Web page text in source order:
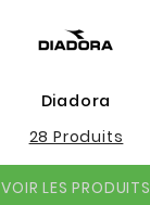
Diadora
28 Produits
VOIR LES PRODUITS